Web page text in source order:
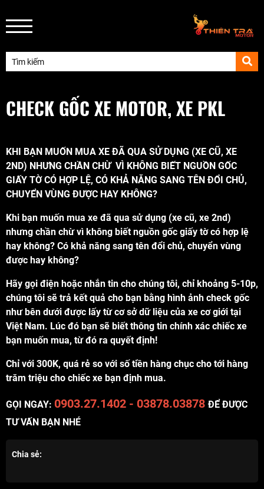
CHECK GỐC XE MOTOR, XE PKL
KHI BẠN MUỐN MUA XE ĐÃ QUA SỬ DỤNG (XE CŨ, XE
2ND) NHƯNG CHẦN CHỪ VÌ KHÔNG BIẾT NGUỒN GỐC
GIẤY TỜ CÓ HỢP LỆ, CÓ KHẢ NĂNG SANG TÊN ĐỔI CHỦ,
CHUYỂN VÙNG ĐƯỢC HAY KHÔNG?
Khi bạn muốn mua xe đã qua sử dụng (xe cũ, xe 2nd)
nhưng chần chừ vì không biết nguồn gốc giấy tờ có hợp lệ
hay không? Có khả năng sang tên đổi chủ, chuyển vùng
được hay không?
Hãy gọi điện hoặc nhắn tin cho chúng tôi, chỉ khoảng 5-10p,
chúng tôi sẽ trả kết quả cho bạn bằng hình ảnh check gốc
như bên dưới được lấy từ cơ sở dữ liệu của xe cơ giới tại
Việt Nam. Lúc đó bạn sẽ biết thông tin chính xác chiếc xe
bạn muốn mua, từ đó ra quyết định!
Chỉ với 300K, quá rẻ so với số tiền hàng chục cho tới hàng
trăm triệu cho chiếc xe bạn định mua.
GỌI NGAY: 0903.27.1402 - 03878.03878 ĐỂ ĐƯỢC
TƯ VẤN BẠN NHÉ
Chia sẻ: